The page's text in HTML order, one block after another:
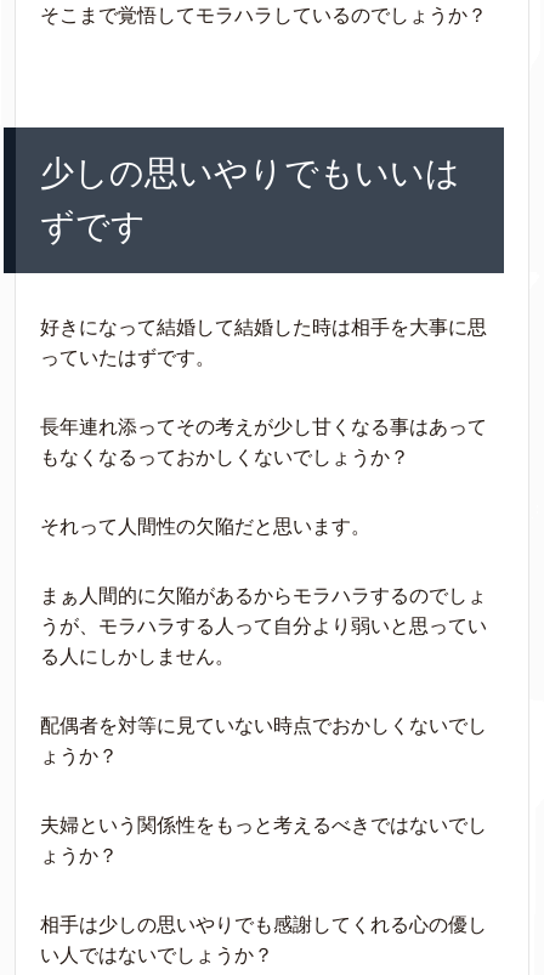
そこまで覚悟してモラハラしているのでしょうか？
少しの思いやりでもいいは
ずです
好きになって結婚して結婚した時は相手を大事に思
っていたはずです。
長年連れ添ってその考えが少し甘くなる事はあって
もなくなるっておかしくないでしょうか？
それって人間性の欠陥だと思います。
まぁ人間的に欠陥があるからモラハラするのでしょ
うが、モラハラする人って自分より弱いと思ってい
る人にしかしません。
配偶者を対等に見ていない時点でおかしくないでし
ょうか？
夫婦という関係性をもっと考えるべきではないでし
ょうか？
相手は少しの思いやりでも感謝してくれる心の優し
い人ではないでしょうか？